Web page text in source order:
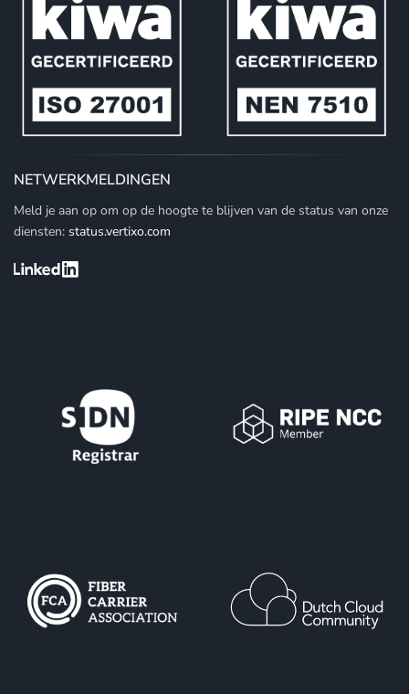
NETWERKMELDINGEN
Meld je aan op om op de hoogte te blijven van de status van onze
diensten: status.vertixo.com